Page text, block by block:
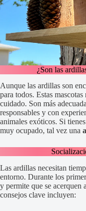
¿Son las
Aunque las ardillas son
para todos. Estas
cuidado. Son más
responsables y con
animales exóticos. Si
muy ocupado, tal vez una
Las ardillas necesitan
entorno. Durante los
y permite que se
consejos clave incluyen: